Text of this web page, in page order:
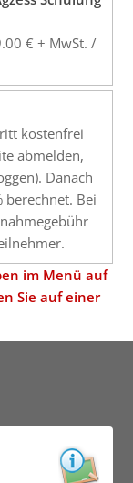
€ + MwSt. /
kostenfrei
abmelden,
Danach
Bei
im Menü auf
Sie auf einer